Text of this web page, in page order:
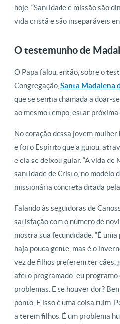
hoje. “Santidade e missão são
vida cristã e são inseparáveis
O testemunho de
O Papa falou, então, sobre o
Congregação, Santa Madalena
que se sentia chamada a doar-
ao mesmo tempo, estar próxima
No coração dessa jovem mulher
e foi o Espírito que a guiou,
e ela se deixou guiar. “A vida de
santidade de Cristo, no modelo
missionária concreta ditada
Falando às seguidoras de
satisfação com o número de
mostra sua fecundidade. “É
haja pouca gente, mas é o
vez de filhos preferem ter cães,
afeto programado: eu programo
problemas. E se houver dor?
ponto. E isso é uma coisa ruim.
a terem filhos. É um problema